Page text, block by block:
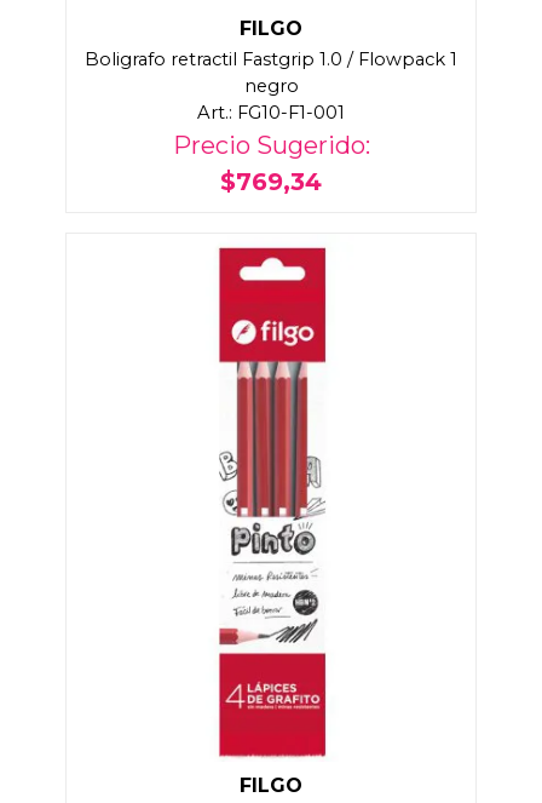
FILGO
Boligrafo retractil Fastgrip 1.0 / Flowpack 1
negro
Art.: FG10-F1-001
Precio Sugerido:
$769,34
FILGO